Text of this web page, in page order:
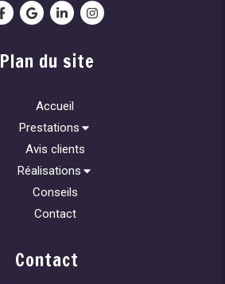
Plan du site
Accueil
Prestations
Avis clients
Réalisations
Conseils
Contact
Contact